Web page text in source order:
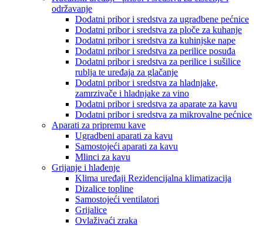
održavanje
Dodatni pribor i sredstva za ugradbene pećnice
Dodatni pribor i sredstva za ploče za kuhanje
Dodatni pribor i sredstva za kuhinjske nape
Dodatni pribor i sredstva za perilice posuđa
Dodatni pribor i sredstva za perilice i sušilice
rublja te uređaja za glačanje
Dodatni pribor i sredstva za hladnjake,
zamrzivače i hladnjake za vino
Dodatni pribor i sredstva za aparate za kavu
Dodatni pribor i sredstva za mikrovalne pećnice
Aparati za pripremu kave
Ugradbeni aparati za kavu
Samostojeći aparati za kavu
Mlinci za kavu
Grijanje i hlađenje
Klima uređaji Rezidencijalna klimatizacija
Dizalice topline
Samostojeći ventilatori
Grijalice
Ovlaživaći zraka